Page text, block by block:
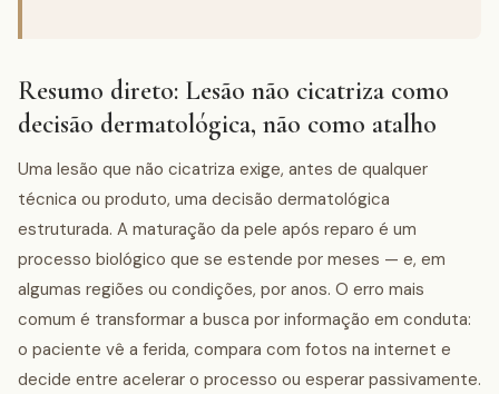
Resumo direto: Lesão não cicatriza como
decisão dermatológica, não como atalho
Uma lesão que não cicatriza exige, antes de qualquer
técnica ou produto, uma decisão dermatológica
estruturada. A maturação da pele após reparo é um
processo biológico que se estende por meses — e, em
algumas regiões ou condições, por anos. O erro mais
comum é transformar a busca por informação em conduta:
o paciente vê a ferida, compara com fotos na internet e
decide entre acelerar o processo ou esperar passivamente.